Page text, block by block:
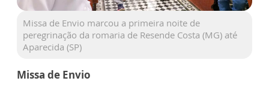
Missa de Envio marcou a primeira noite de
peregrinação da romaria de Resende Costa (MG) até
Aparecida (SP)
Missa de Envio